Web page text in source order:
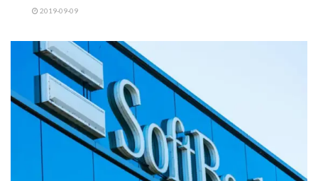
2019-09-09